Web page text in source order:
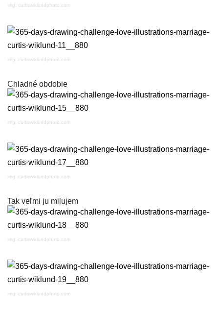
img: curtiswiklundphoto.com
img: curtiswiklundphoto.com
Chladné obdobie
img: curtiswiklundphoto.com
img: curtiswiklundphoto.com
Tak veľmi ju milujem
img: curtiswiklundphoto.com
img: curtiswiklundphoto.com